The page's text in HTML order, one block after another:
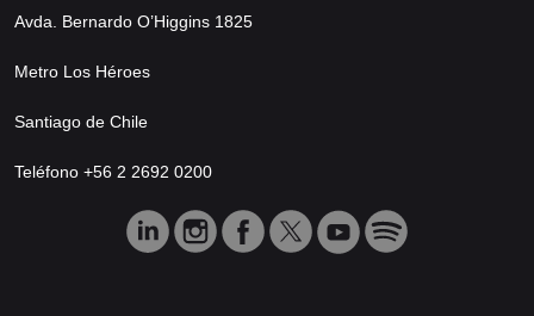
Avda. Bernardo O’Higgins 1825
Metro Los Héroes
Santiago de Chile
Teléfono +56 2 2692 0200